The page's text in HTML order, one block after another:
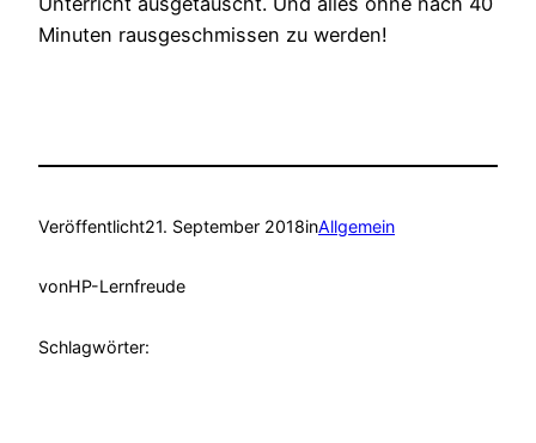
Minuten rausgeschmissen zu werden!
Veröffentlicht21. September 2018inAllgemein
vonHP-Lernfreude
Schlagwörter: